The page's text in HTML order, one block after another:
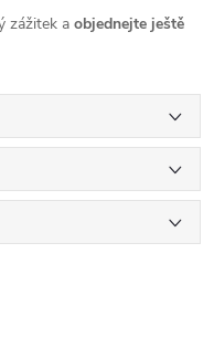
zážitek a objednejte ještě